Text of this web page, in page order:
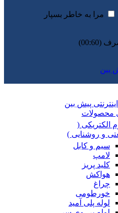
مرا به خاطر بسپار
(00:
60
)
پیش بین
محصولات
الکتریکی (
و روشنایی )
سیم و کابل
لامپ
کلید پریز
هواکش
چراغ
خورطومی
لوله پلی آمید